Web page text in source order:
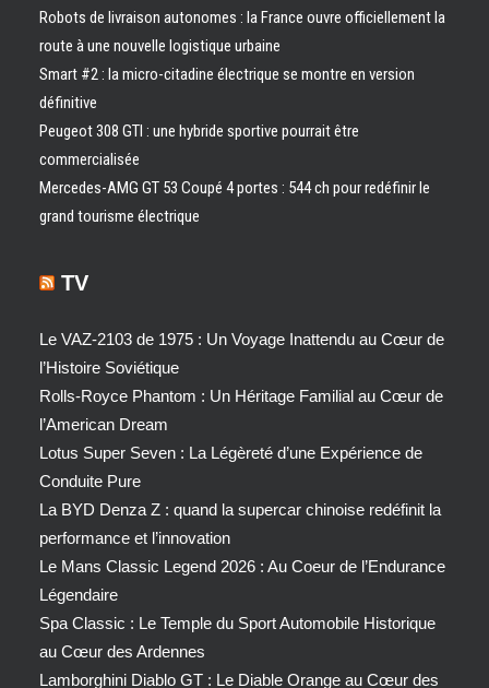
Robots de livraison autonomes : la France ouvre officiellement la
route à une nouvelle logistique urbaine
Smart #2 : la micro-citadine électrique se montre en version
définitive
Peugeot 308 GTI : une hybride sportive pourrait être
commercialisée
Mercedes-AMG GT 53 Coupé 4 portes : 544 ch pour redéfinir le
grand tourisme électrique
TV
Le VAZ-2103 de 1975 : Un Voyage Inattendu au Cœur de
l’Histoire Soviétique
Rolls-Royce Phantom : Un Héritage Familial au Cœur de
l’American Dream
Lotus Super Seven : La Légèreté d’une Expérience de
Conduite Pure
La BYD Denza Z : quand la supercar chinoise redéfinit la
performance et l’innovation
Le Mans Classic Legend 2026 : Au Coeur de l’Endurance
Légendaire
Spa Classic : Le Temple du Sport Automobile Historique
au Cœur des Ardennes
Lamborghini Diablo GT : Le Diable Orange au Cœur des